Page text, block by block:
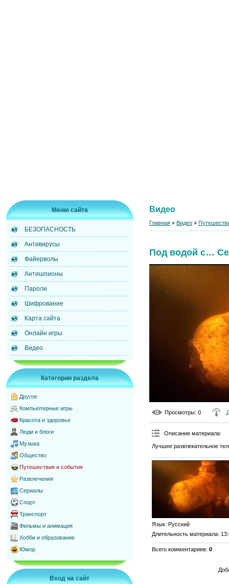
Меню сайта
БЕЗОПАСНОСТЬ
Антивирусы
Файерволы
Антишпионы
Пароли
Шифрование
Карта сайта
Онлайн игры
Видео
Категории раздела
Другое
Компьютерные игры
Красота и здоровье
Люди и блоги
Музыка
Общество
Путешествия и события
Развлечения
Сериалы
Спорт
Транспорт
Фильмы и анимация
Хобби и образование
Юмор
Вход на сайт
Видео
Главная » Видео »
Под водой с…
Просмотры: 0
Описание материала:
Лучшее развлекательное
Язык: Русский
Длительность материала:
Всего комментариев: 0